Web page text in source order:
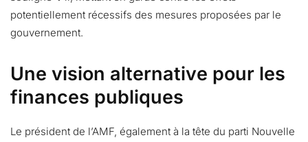
potentiellement récessifs des mesures proposées par le
gouvernement.
Une vision alternative pour les
finances publiques
Le président de l’AMF, également à la tête du parti Nouvelle